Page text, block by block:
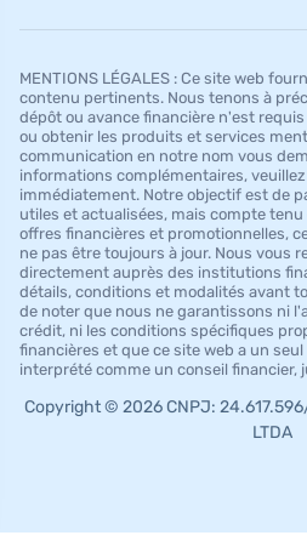
MENTIONS LÉGALES : Ce site web
contenu pertinents. Nous tenons à
dépôt ou avance financière n'est
ou obtenir les produits et services
communication en notre nom vous
informations complémentaires,
immédiatement. Notre objectif est de
utiles et actualisées, mais compte
offres financières et promotionnelles,
ne pas être toujours à jour. Nous vous
directement auprès des institutions
détails, conditions et modalités avant
de noter que nous ne garantissons ni
crédit, ni les conditions spécifiques
financières et que ce site web a un
interprété comme un conseil financier,
Copyright © 2026 CNPJ:
LTDA